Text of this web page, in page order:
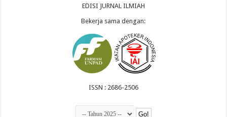
EDISI JURNAL ILMIAH
Bekerja sama dengan:
ISSN : 2686-2506